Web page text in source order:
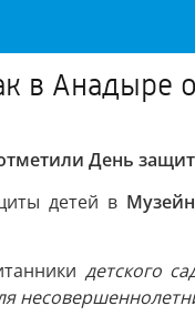
в Анадыре
День
детей в
детского